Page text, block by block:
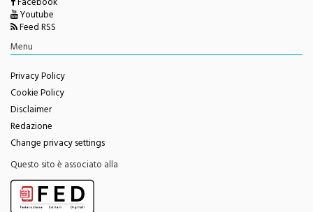
Twitter
Facebook
Youtube
Feed RSS
Privacy Policy
Cookie Policy
Disclaimer
Redazione
Change privacy settings
Questo sito è associato alla